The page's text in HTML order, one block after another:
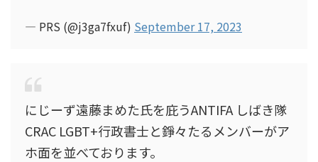
— PRS (@j3ga7fxuf) September 17, 2023
にじーず遠藤まめた氏を庇うANTIFA しばき隊
CRAC LGBT+行政書士と錚々たるメンバーがア
ホ面を並べております。